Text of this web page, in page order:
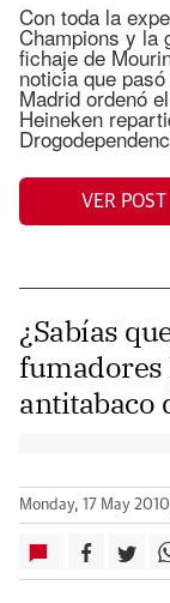
Con toda la
Champions y la
fichaje de
noticia que
Madrid ordenó
Heineken
VER POST
¿Sabías
fumadores
antitabaco
Monday, 17 May